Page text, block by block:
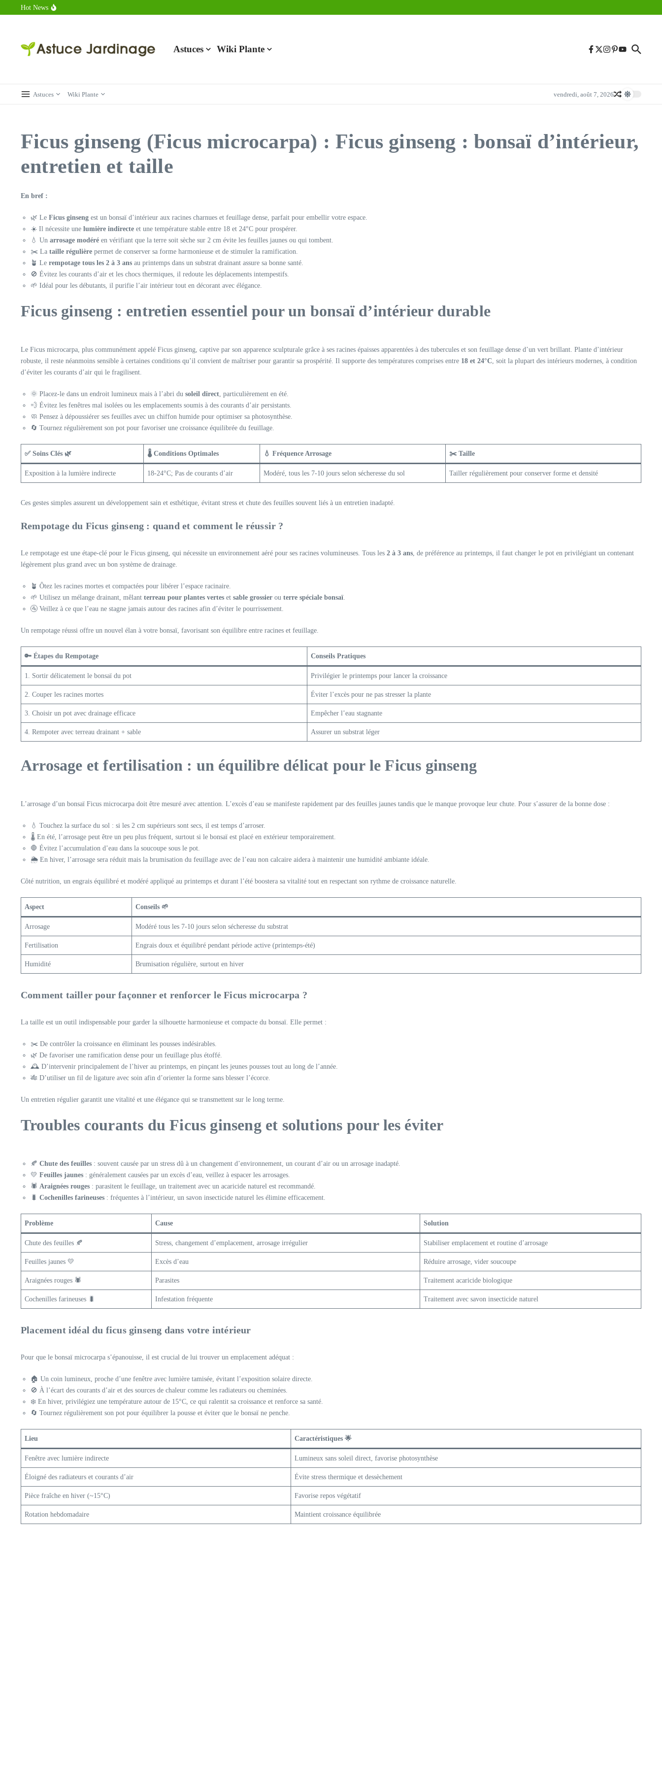
Aller au contenu
Hot News
Combien de calories dans un croque monsieur en 2025 ?
Astuces Wiki Plante
Astuces Wiki Plante vendredi, août 7, 2026
Ficus ginseng (Ficus microcarpa) : Ficus ginseng : bonsaï d’intérieur,
entretien et taille
En bref :
🌿 Le Ficus ginseng est un bonsaï d’intérieur aux racines charnues et feuillage dense, parfait pour embellir votre espace.
☀️ Il nécessite une lumière indirecte et une température stable entre 18 et 24°C pour prospérer.
💧 Un arrosage modéré en vérifiant que la terre soit sèche sur 2 cm évite les feuilles jaunes ou qui tombent.
✂️ La taille régulière permet de conserver sa forme harmonieuse et de stimuler la ramification.
🪴 Le rempotage tous les 2 à 3 ans au printemps dans un substrat drainant assure sa bonne santé.
🚫 Évitez les courants d’air et les chocs thermiques, il redoute les déplacements intempestifs.
🌱 Idéal pour les débutants, il purifie l’air intérieur tout en décorant avec élégance.
Ficus ginseng : entretien essentiel pour un bonsaï d’intérieur durable
Le Ficus microcarpa, plus communément appelé Ficus ginseng, captive par son apparence sculpturale grâce à ses racines épaisses apparentées à des tubercules et son feuillage dense d’un vert brillant. Plante d’intérieur
robuste, il reste néanmoins sensible à certaines conditions qu’il convient de maîtriser pour garantir sa prospérité. Il supporte des températures comprises entre 18 et 24°C, soit la plupart des intérieurs modernes, à condition
d’éviter les courants d’air qui le fragilisent.
🌞 Placez-le dans un endroit lumineux mais à l’abri du soleil direct, particulièrement en été.
💨 Évitez les fenêtres mal isolées ou les emplacements soumis à des courants d’air persistants.
🧼 Pensez à dépoussiérer ses feuilles avec un chiffon humide pour optimiser sa photosynthèse.
🔄 Tournez régulièrement son pot pour favoriser une croissance équilibrée du feuillage.
✅ Soins Clés 🌿 🌡️ Conditions Optimales 💧 Fréquence Arrosage ✂️ Taille
Exposition à la lumière indirecte 18-24°C; Pas de courants d’air Modéré, tous les 7-10 jours selon sécheresse du sol Tailler régulièrement pour conserver forme et densité
Ces gestes simples assurent un développement sain et esthétique, évitant stress et chute des feuilles souvent liés à un entretien inadapté.
Rempotage du Ficus ginseng : quand et comment le réussir ?
Le rempotage est une étape-clé pour le Ficus ginseng, qui nécessite un environnement aéré pour ses racines volumineuses. Tous les 2 à 3 ans, de préférence au printemps, il faut changer le pot en privilégiant un contenant
légèrement plus grand avec un bon système de drainage.
🪴 Ôtez les racines mortes et compactées pour libérer l’espace racinaire.
🌱 Utilisez un mélange drainant, mêlant terreau pour plantes vertes et sable grossier ou terre spéciale bonsaï.
🚰 Veillez à ce que l’eau ne stagne jamais autour des racines afin d’éviter le pourrissement.
Un rempotage réussi offre un nouvel élan à votre bonsaï, favorisant son équilibre entre racines et feuillage.
🔑 Étapes du Rempotage Conseils Pratiques
1. Sortir délicatement le bonsaï du pot Privilégier le printemps pour lancer la croissance
2. Couper les racines mortes Éviter l’excès pour ne pas stresser la plante
3. Choisir un pot avec drainage efficace Empêcher l’eau stagnante
4. Rempoter avec terreau drainant + sable Assurer un substrat léger
Arrosage et fertilisation : un équilibre délicat pour le Ficus ginseng
L’arrosage d’un bonsaï Ficus microcarpa doit être mesuré avec attention. L’excès d’eau se manifeste rapidement par des feuilles jaunes tandis que le manque provoque leur chute. Pour s’assurer de la bonne dose :
💧 Touchez la surface du sol : si les 2 cm supérieurs sont secs, il est temps d’arroser.
🌡️ En été, l’arrosage peut être un peu plus fréquent, surtout si le bonsaï est placé en extérieur temporairement.
🛑 Évitez l’accumulation d’eau dans la soucoupe sous le pot.
🌦️ En hiver, l’arrosage sera réduit mais la brumisation du feuillage avec de l’eau non calcaire aidera à maintenir une humidité ambiante idéale.
Côté nutrition, un engrais équilibré et modéré appliqué au printemps et durant l’été boostera sa vitalité tout en respectant son rythme de croissance naturelle.
Aspect Conseils 🌱
Arrosage Modéré tous les 7-10 jours selon sécheresse du substrat
Fertilisation Engrais doux et équilibré pendant période active (printemps-été)
Humidité Brumisation régulière, surtout en hiver
Comment tailler pour façonner et renforcer le Ficus microcarpa ?
La taille est un outil indispensable pour garder la silhouette harmonieuse et compacte du bonsaï. Elle permet :
✂️ De contrôler la croissance en éliminant les pousses indésirables.
🌿 De favoriser une ramification dense pour un feuillage plus étoffé.
🕰️ D’intervenir principalement de l’hiver au printemps, en pinçant les jeunes pousses tout au long de l’année.
🎋 D’utiliser un fil de ligature avec soin afin d’orienter la forme sans blesser l’écorce.
Un entretien régulier garantit une vitalité et une élégance qui se transmettent sur le long terme.
Troubles courants du Ficus ginseng et solutions pour les éviter
🍂 Chute des feuilles : souvent causée par un stress dû à un changement d’environnement, un courant d’air ou un arrosage inadapté.
💛 Feuilles jaunes : généralement causées par un excès d’eau, veillez à espacer les arrosages.
🕷️ Araignées rouges : parasitent le feuillage, un traitement avec un acaricide naturel est recommandé.
🐛 Cochenilles farineuses : fréquentes à l’intérieur, un savon insecticide naturel les élimine efficacement.
Problème Cause Solution
Chute des feuilles 🍂 Stress, changement d’emplacement, arrosage irrégulier Stabiliser emplacement et routine d’arrosage
Feuilles jaunes 💛 Excès d’eau Réduire arrosage, vider soucoupe
Araignées rouges 🕷️ Parasites Traitement acaricide biologique
Cochenilles farineuses 🐛 Infestation fréquente Traitement avec savon insecticide naturel
Placement idéal du ficus ginseng dans votre intérieur
Pour que le bonsaï microcarpa s’épanouisse, il est crucial de lui trouver un emplacement adéquat :
🏠 Un coin lumineux, proche d’une fenêtre avec lumière tamisée, évitant l’exposition solaire directe.
🚫 À l’écart des courants d’air et des sources de chaleur comme les radiateurs ou cheminées.
❄️ En hiver, privilégiez une température autour de 15°C, ce qui ralentit sa croissance et renforce sa santé.
🔄 Tournez régulièrement son pot pour équilibrer la pousse et éviter que le bonsaï ne penche.
Lieu Caractéristiques 🌟
Fenêtre avec lumière indirecte Lumineux sans soleil direct, favorise photosynthèse
Éloigné des radiateurs et courants d’air Évite stress thermique et dessèchement
Pièce fraîche en hiver (~15°C) Favorise repos végétatif
Rotation hebdomadaire Maintient croissance équilibrée